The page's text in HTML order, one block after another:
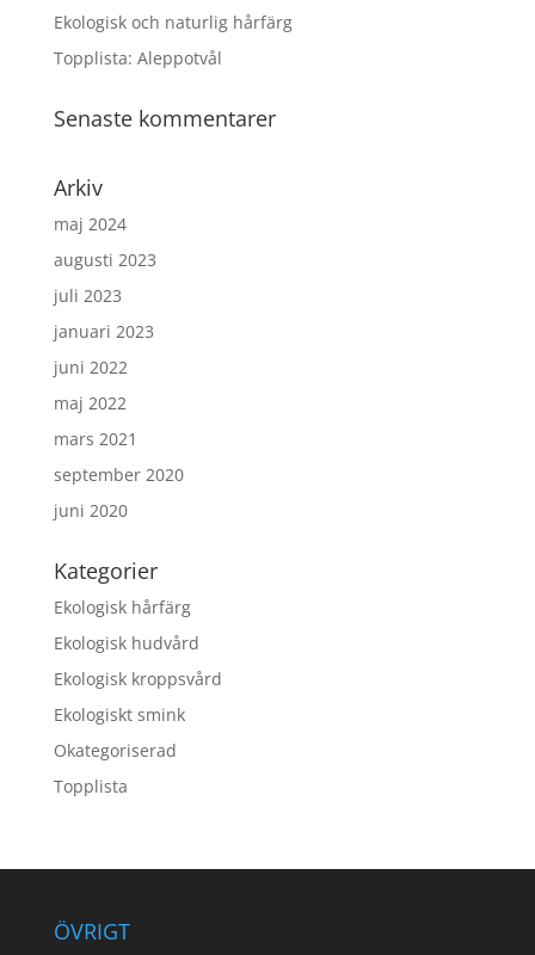
Ekologisk och naturlig hårfärg
Topplista: Aleppotvål
Senaste kommentarer
Arkiv
maj 2024
augusti 2023
juli 2023
januari 2023
juni 2022
maj 2022
mars 2021
september 2020
juni 2020
Kategorier
Ekologisk hårfärg
Ekologisk hudvård
Ekologisk kroppsvård
Ekologiskt smink
Okategoriserad
Topplista
ÖVRIGT